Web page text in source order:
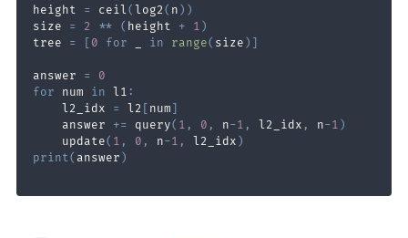
height = ceil(log2 ( n ) )
size = 2 ** ( height + 1 )
tree = [ 0 for in range( size ) ]
answer =
0
for num in l1 :
    l2_idx
= l2 [ num ]
    answer
+= query( 1 , 0 , n-1 , l2_idx , n-1 )
    update
( 1 , 0 , n-1 , l2_idx )
print( answer )